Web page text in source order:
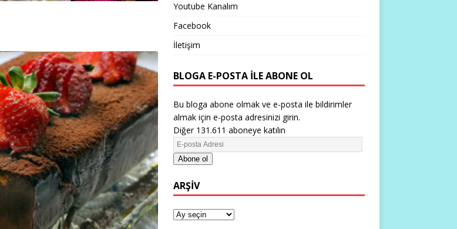
Youtube Kanalım
Facebook
İletişim
BLOGA E-POSTA ILE ABONE OL
Bu bloga abone olmak ve e-posta ile bildirimler
almak için e-posta adresinizi girin.
Diğer 131.611 aboneye katılın
Abone ol
ARŞIV